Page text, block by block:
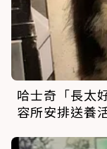
哈士奇「長太
容所安排送養